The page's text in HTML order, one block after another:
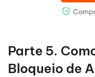
Parte 5.
Bloqueio de